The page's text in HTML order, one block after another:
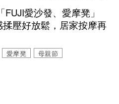
愛沙發、愛摩凳」
壓好放鬆，居家按摩再
愛摩凳 母親節